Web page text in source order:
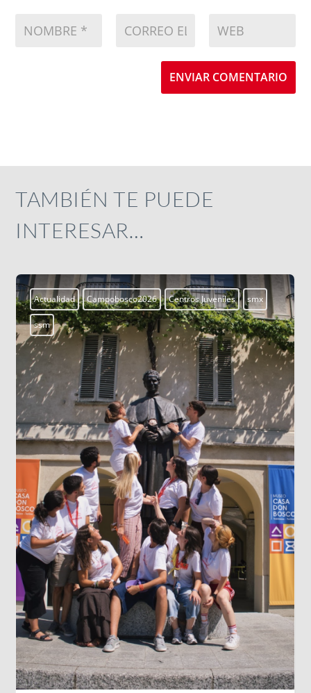
ENVIAR COMENTARIO
TAMBIÉN TE PUEDE
INTERESAR…
Aprendiendo a vivir Blogs
LOS DATOS BIOMÉTRICOS: NUESTRA
IDENTIDAD EN JUEGO
Cada vez que jugamos con la inteligencia
artificial subiendo nuestra imagen para generar
un avatar gracioso, en el fondo estamos
cediendo una parte de nuestra identidad. El
escaneo facial no es un simple pasatiempo
inofensivo; nuestra cara es una seña de
identidad...
Leer más